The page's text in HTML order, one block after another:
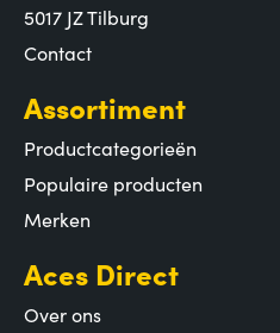
5017 JZ Tilburg
Contact
Assortiment
Productcategorieën
Populaire producten
Merken
Aces Direct
Over ons